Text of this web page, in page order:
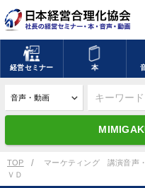
経営セミナー 本
キーワードを入力し
デジタル版対応のみ検索
search 上
TOP
マーケティング 講演音声
ＶＤ